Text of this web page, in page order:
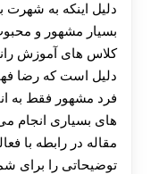
دلیل اینکه به
بسیار مشهور و
کلاس های آموزش
دلیل است که رضا
فرد مشهور فقط به
های بسیاری انجام
مقاله در رابطه با
توضیحاتی را برای